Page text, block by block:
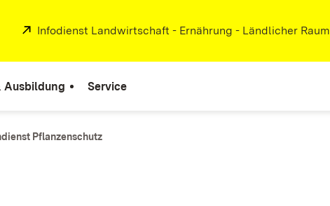
Extern:
Infodienst Landwirtschaft - Ernährung - Ländlicher Raum
Ausbildung Service
Pflanzenschutz